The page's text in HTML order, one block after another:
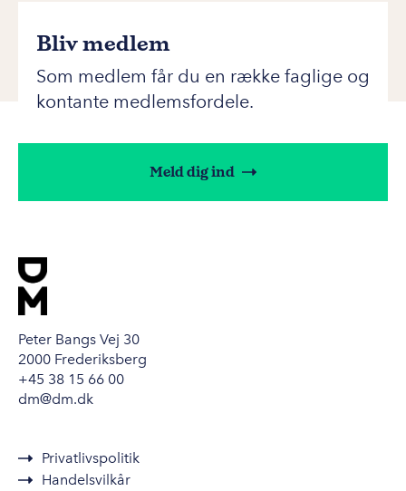
Bliv medlem
Som medlem får du en række faglige og
kontante medlemsfordele.
Meld dig ind
Peter Bangs Vej 30
2000 Frederiksberg
+45 38 15 66 00
dm@dm.dk
Privatlivspolitik
Handelsvilkår